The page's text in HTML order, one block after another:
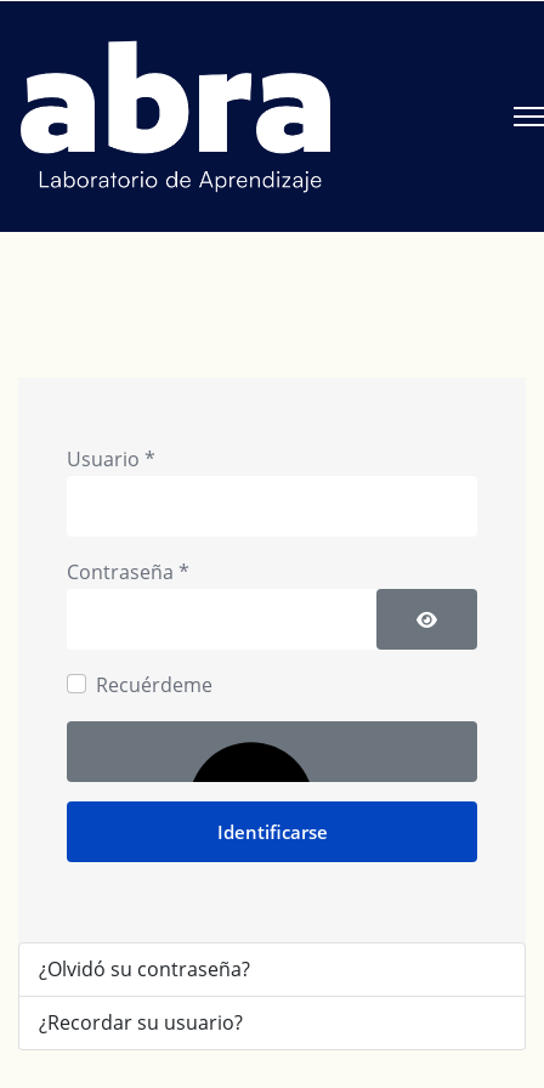
Usuario *
Contraseña *
Recuérdeme
Identificarse
¿Olvidó su contraseña?
¿Recordar su usuario?